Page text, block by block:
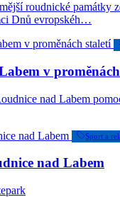
roudnické památky
Dnů evropskéh…
v
nad Labem
Sport a
nad Labem